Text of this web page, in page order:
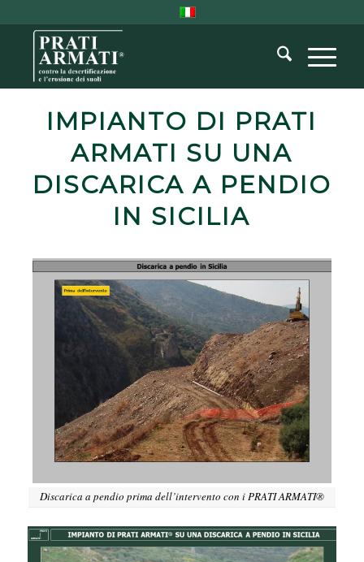
IMPIANTO DI PRATI
ARMATI SU UNA
DISCARICA A PENDIO
IN SICILIA
Discarica a pendio prima dell’intervento con i PRATI ARMATI®